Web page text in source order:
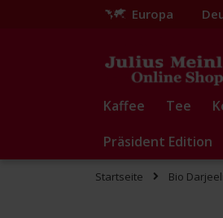
Europa
Zum
Kaffee Tee
Präsident Edition
Startseite Bio